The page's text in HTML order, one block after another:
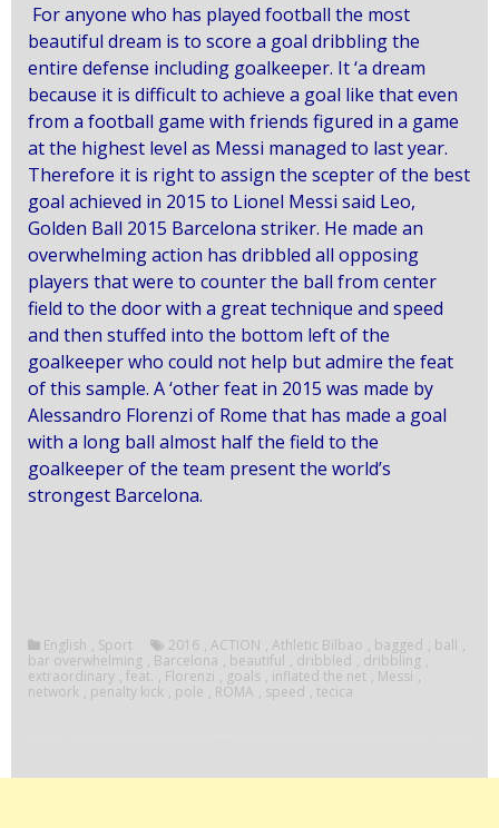
For anyone who has played football the most
beautiful dream is to score a goal dribbling the
entire defense including goalkeeper. It ‘a dream
because it is difficult to achieve a goal like that even
from a football game with friends figured in a game
at the highest level as Messi managed to last year.
Therefore it is right to assign the scepter of the best
goal achieved in 2015 to Lionel Messi said Leo,
Golden Ball 2015 Barcelona striker. He made an
overwhelming action has dribbled all opposing
players that were to counter the ball from center
field to the door with a great technique and speed
and then stuffed into the bottom left of the
goalkeeper who could not help but admire the feat
of this sample. A ‘other feat in 2015 was made by
Alessandro Florenzi of Rome that has made a goal
with a long ball almost half the field to the
goalkeeper of the team present the world’s
strongest Barcelona.
English , Sport 2016 , ACTION , Athletic Bilbao , bagged , ball ,
bar overwhelming , Barcelona , beautiful , dribbled , dribbling ,
extraordinary , feat. , Florenzi , goals , inflated the net , Messi ,
network , penalty kick , pole , ROMA , speed , tecica